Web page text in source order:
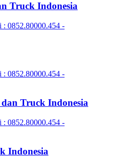
Truck Indonesia
Truck Indonesia
Indonesia